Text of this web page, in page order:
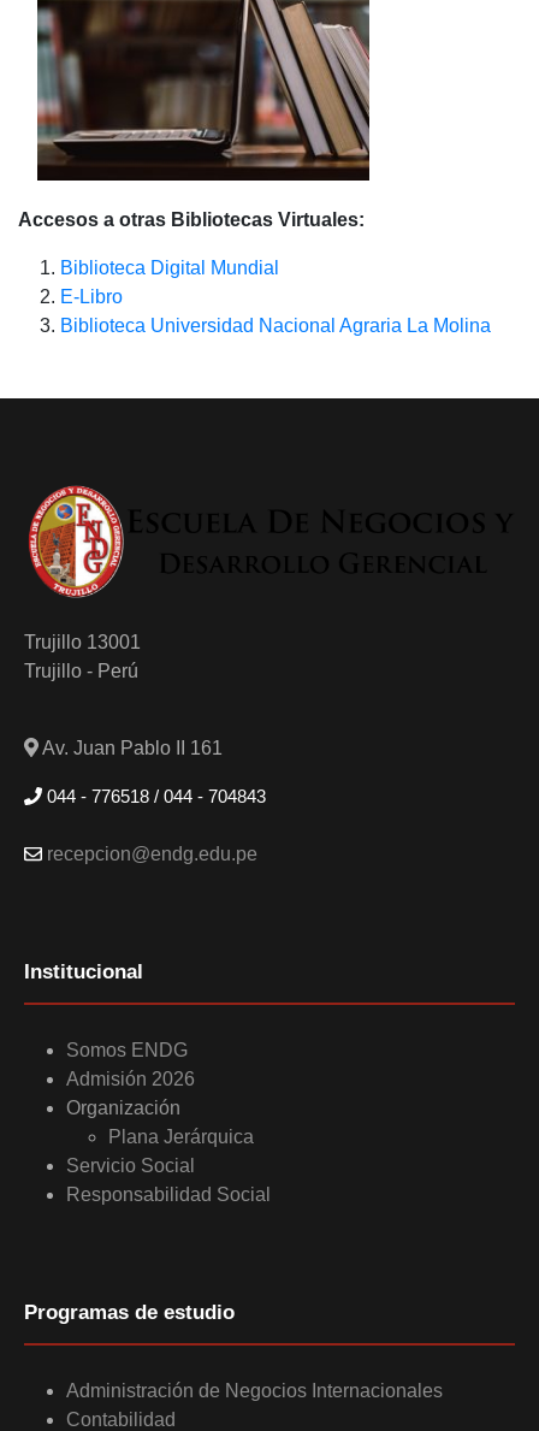
Accesos a otras Bibliotecas Virtuales:
Biblioteca Digital Mundial
E-Libro
Biblioteca Universidad Nacional Agraria La Molina
Trujillo 13001
Trujillo - Perú
Av. Juan Pablo II 161
044 - 776518 / 044 - 704843
recepcion@endg.edu.pe
Institucional
Somos ENDG
Admisión 2026
Organización
Plana Jerárquica
Servicio Social
Responsabilidad Social
Programas de estudio
Administración de Negocios Internacionales
Contabilidad